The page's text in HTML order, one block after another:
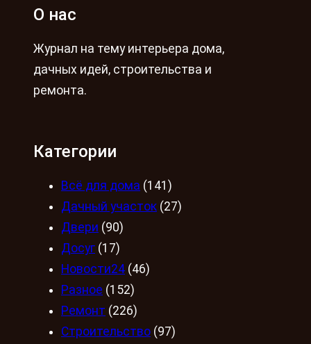
О нас
Журнал на тему интерьера дома,
дачных идей, строительства и
ремонта.
Категории
Всё для дома (141)
Дачный участок (27)
Двери (90)
Досуг (17)
Новости24 (46)
Разное (152)
Ремонт (226)
Строительство (97)